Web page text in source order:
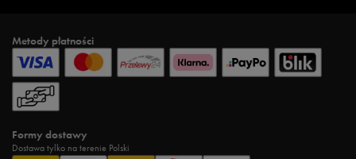
Metody płatności
Formy dostawy
Dostawa tylko na terenie Polski